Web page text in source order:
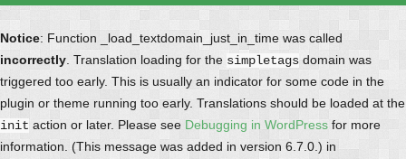
Notice: Function _load_textdomain_just_in_time was called
incorrectly . Translation loading for the simpletags domain was
triggered too early. This is usually an indicator for some code in the
plugin or theme running too early. Translations should be loaded at the
init action or later. Please see Debugging in WordPress for more
information. (This message was added in version 6.7.0.) in